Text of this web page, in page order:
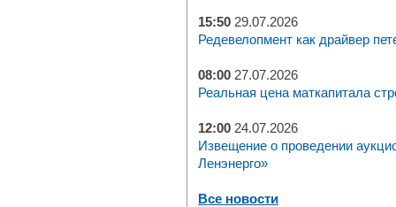
15:50 29.07.2026
Редевелопмент как драйвер
08:00 27.07.2026
Реальная цена маткапитала
12:00 24.07.2026
Извещение о проведении
Ленэнерго»
Все новости